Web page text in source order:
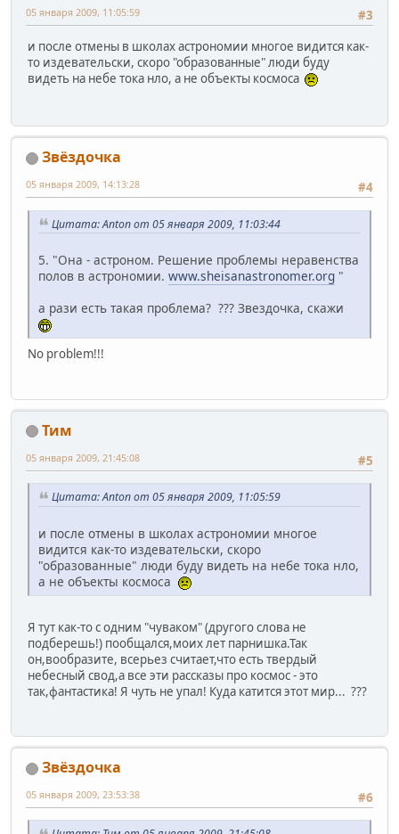
#3
05 января 2009, 11:05:59
и после отмены в школах астрономии многое видится как-
то издевательски, скоро "образованные" люди буду
видеть на небе тока нло, а не объекты космоса
Звёздочка
#4
05 января 2009, 14:13:28
Цитата: Anton от 05 января 2009, 11:03:44
5. "Она - астроном. Решение проблемы неравенства
полов в астрономии. www.sheisanastronomer.org "
а рази есть такая проблема? ??? Звездочка, скажи
No problem!!!
Тим
#5
05 января 2009, 21:45:08
Цитата: Anton от 05 января 2009, 11:05:59
и после отмены в школах астрономии многое
видится как-то издевательски, скоро
"образованные" люди буду видеть на небе тока нло,
а не объекты космоса
Я тут как-то с одним "чуваком" (другого слова не
подберешь!) пообщался,моих лет парнишка.Так
он,вообразите, всерьез считает,что есть твердый
небесный свод,а все эти рассказы про космос - это
так,фантастика! Я чуть не упал! Куда катится этот мир... ???
Звёздочка
#6
05 января 2009, 23:53:38